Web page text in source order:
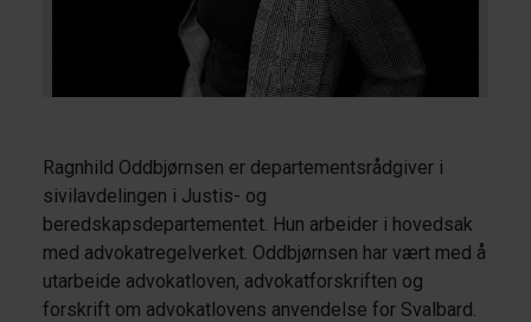
Ragnhild Oddbjørnsen er departementsrådgiver i
sivilavdelingen i Justis- og
beredskapsdepartementet. Hun arbeider i hovedsak
med advokatregelverket. Oddbjørnsen har vært med å
utarbeide advokatloven, advokatforskriften og
forskrift om advokatlovens anvendelse for Svalbard.